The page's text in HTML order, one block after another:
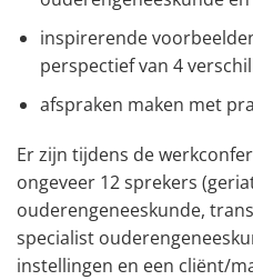
inspirerende
perspectief van 4
afspraken maken met
Er zijn tijdens de
ongeveer 12 sprekers
ouderengeneeskunde,
specialist
instellingen en een cliënt/